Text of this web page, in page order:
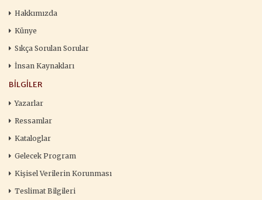
Hakkımızda
Künye
Sıkça Sorulan Sorular
İnsan Kaynakları
BILGILER
Yazarlar
Ressamlar
Kataloglar
Gelecek Program
Kişisel Verilerin Korunması
Teslimat Bilgileri